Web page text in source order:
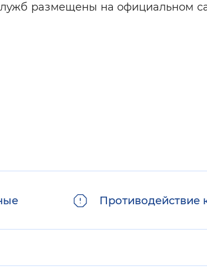
размещены на официальном
Противодействие